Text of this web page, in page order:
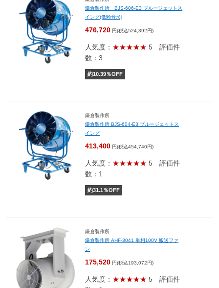
鎌倉製作所 BJS-606-E3 ブルージェットス
イング(低騒音形)
476,720 円(税込524,392円)
人気度： ★★★★★ 5 評価件
数：3
約10.39％OFF
鎌倉製作所
鎌倉製作所 BJS-604-E3 ブルージェットス
イング
413,400 円(税込454,740円)
人気度： ★★★★★ 5 評価件
数：1
約31.1 ％OFF
鎌倉製作所
鎌倉製作所 AHF-3041 単相100V 搬送ファ
ン
175,520 円(税込193,072円)
人気度： ★★★★★ 5 評価件